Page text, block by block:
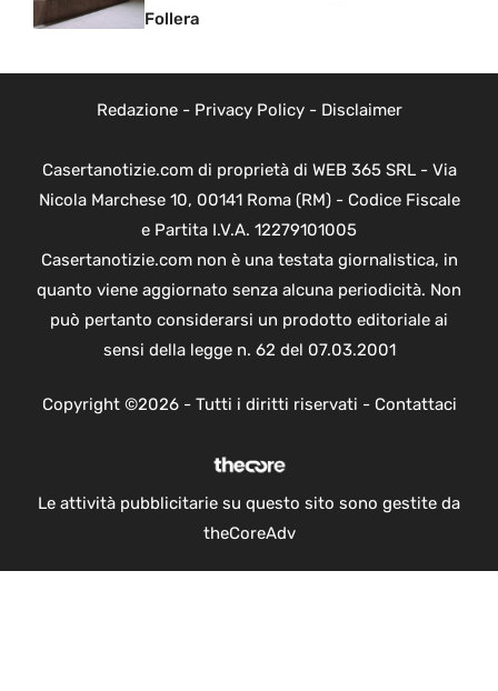
Follera
Redazione- Privacy Policy- Disclaimer
Casertanotizie.com di proprietà di WEB 365 SRL - Via
Nicola Marchese 10, 00141 Roma (RM) - Codice Fiscale
e Partita I.V.A. 12279101005
Casertanotizie.com non è una testata giornalistica, in
quanto viene aggiornato senza alcuna periodicità. Non
può pertanto considerarsi un prodotto editoriale ai
sensi della legge n. 62 del 07.03.2001
Copyright ©2026 - Tutti i diritti riservati - Contattaci
Le attività pubblicitarie su questo sito sono gestite da
theCoreAdv